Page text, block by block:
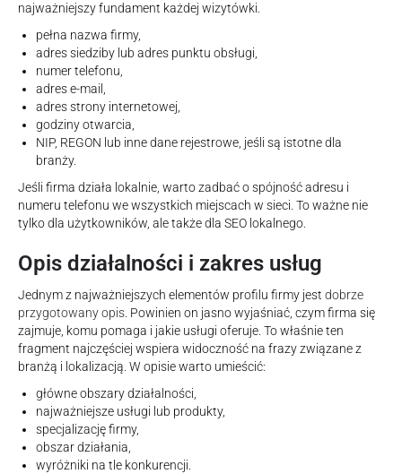
najważniejszy fundament każdej wizytówki.
pełna nazwa firmy,
adres siedziby lub adres punktu obsługi,
numer telefonu,
adres e-mail,
adres strony internetowej,
godziny otwarcia,
NIP, REGON lub inne dane rejestrowe, jeśli są istotne dla
branży.
Jeśli firma działa lokalnie, warto zadbać o spójność adresu i
numeru telefonu we wszystkich miejscach w sieci. To ważne nie
tylko dla użytkowników, ale także dla SEO lokalnego.
Opis działalności i zakres usług
Jednym z najważniejszych elementów profilu firmy jest dobrze
przygotowany opis . Powinien on jasno wyjaśniać, czym firma się
zajmuje, komu pomaga i jakie usługi oferuje. To właśnie ten
fragment najczęściej wspiera widoczność na frazy związane z
branżą i lokalizacją. W opisie warto umieścić:
główne obszary działalności,
najważniejsze usługi lub produkty,
specjalizację firmy,
obszar działania,
wyróżniki na tle konkurencji.